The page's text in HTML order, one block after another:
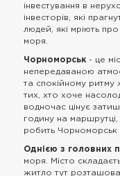
інвестування в
інвесторів, які
людей, які мріють
моря.
Чорноморськ - це
непередаваною
та спокійному ритму
тих, хто хоче
водночас цінує
годину на
робить Чорноморськ
Однією з головних
моря. Місто
житло тут